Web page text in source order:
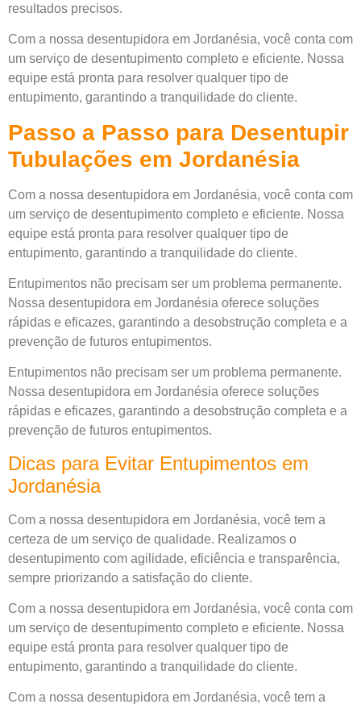
resultados precisos.
Com a nossa desentupidora em Jordanésia, você conta com
um serviço de desentupimento completo e eficiente. Nossa
equipe está pronta para resolver qualquer tipo de
entupimento, garantindo a tranquilidade do cliente.
Passo a Passo para Desentupir
Tubulações em Jordanésia
Com a nossa desentupidora em Jordanésia, você conta com
um serviço de desentupimento completo e eficiente. Nossa
equipe está pronta para resolver qualquer tipo de
entupimento, garantindo a tranquilidade do cliente.
Entupimentos não precisam ser um problema permanente.
Nossa desentupidora em Jordanésia oferece soluções
rápidas e eficazes, garantindo a desobstrução completa e a
prevenção de futuros entupimentos.
Entupimentos não precisam ser um problema permanente.
Nossa desentupidora em Jordanésia oferece soluções
rápidas e eficazes, garantindo a desobstrução completa e a
prevenção de futuros entupimentos.
Dicas para Evitar Entupimentos em
Jordanésia
Com a nossa desentupidora em Jordanésia, você tem a
certeza de um serviço de qualidade. Realizamos o
desentupimento com agilidade, eficiência e transparência,
sempre priorizando a satisfação do cliente.
Com a nossa desentupidora em Jordanésia, você conta com
um serviço de desentupimento completo e eficiente. Nossa
equipe está pronta para resolver qualquer tipo de
entupimento, garantindo a tranquilidade do cliente.
Com a nossa desentupidora em Jordanésia, você tem a